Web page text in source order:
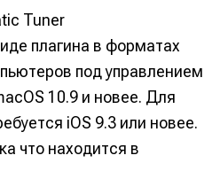
Tuner
плагина в форматах
под управлением
10.9 и новее. Для
iOS 9.3 или новее.
что находится в